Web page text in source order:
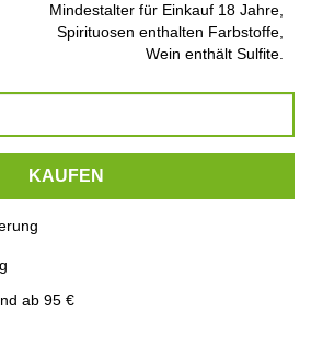
Mindestalter für Einkauf 18 Jahre,
Spirituosen enthalten Farbstoffe,
Wein enthält Sulfite.
KAUFEN
ab 95 €